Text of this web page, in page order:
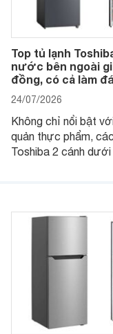
Top tủ lạnh
nước bên ngoài
đồng, có cả làm
24/07/2026
Không chỉ nổi bật
quản thực phẩm,
Toshiba 2 cánh